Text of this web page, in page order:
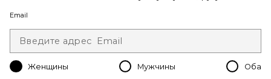
Favorite ЮБКА RHODE MINI
Email
Женщины Мужчины Оба